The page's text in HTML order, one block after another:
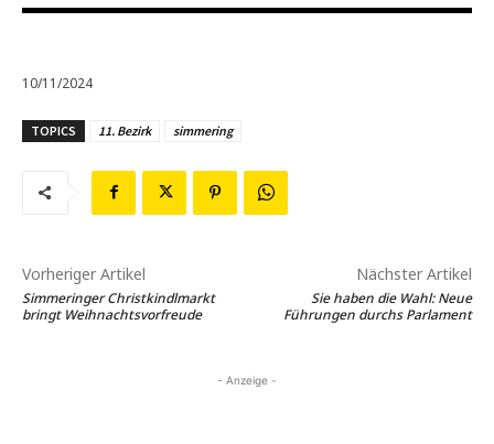
10/11/2024
TOPICS 11. Bezirk simmering
Vorheriger Artikel
Simmeringer Christkindlmarkt
bringt Weihnachtsvorfreude
Nächster Artikel
Sie haben die Wahl: Neue
Führungen durchs Parlament
- Anzeige -